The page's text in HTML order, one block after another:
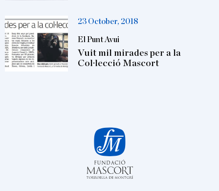
23 October, 2018
El Punt Avui
Vuit mil mirades per a la
Col·lecció Mascort